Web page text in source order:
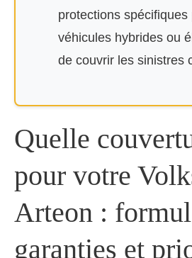
protections spécifiques
véhicules hybrides ou
de couvrir les sinistres
Quelle
pour votre
Arteon :
garanties et